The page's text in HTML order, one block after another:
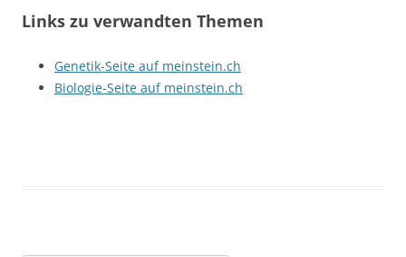
Links zu verwandten Themen
Genetik-Seite auf meinstein.ch
Biologie-Seite auf meinstein.ch